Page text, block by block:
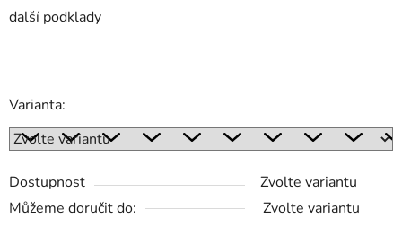
další podklady
Varianta:
Dostupnost
Zvolte variantu
Můžeme doručit do:
Zvolte variantu